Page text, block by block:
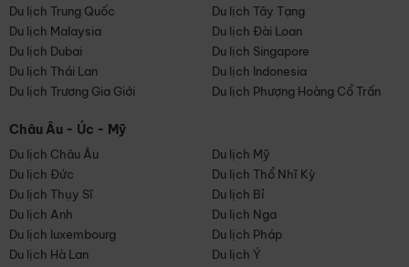
Du lịch Trung Quốc
Du lịch Tây Tạng
Du lịch Malaysia
Du lịch Đài Loan
Du lịch Dubai
Du lịch Singapore
Du lịch Thái Lan
Du lịch Indonesia
Du lịch Trương Gia Giới
Du lịch Phượng Hoàng Cổ Trấn
Châu Âu - Úc - Mỹ
Du lịch Châu Âu
Du lịch Mỹ
Du lịch Đức
Du lịch Thổ Nhĩ Kỳ
Du lịch Thụy Sĩ
Du lịch Bỉ
Du lịch Anh
Du lịch Nga
Du lịch luxembourg
Du lịch Pháp
Du lịch Hà Lan
Du lịch Ý